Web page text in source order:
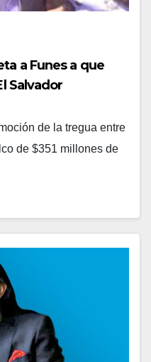
a Funes a que
Salvador
de la tregua entre
de $351 millones de